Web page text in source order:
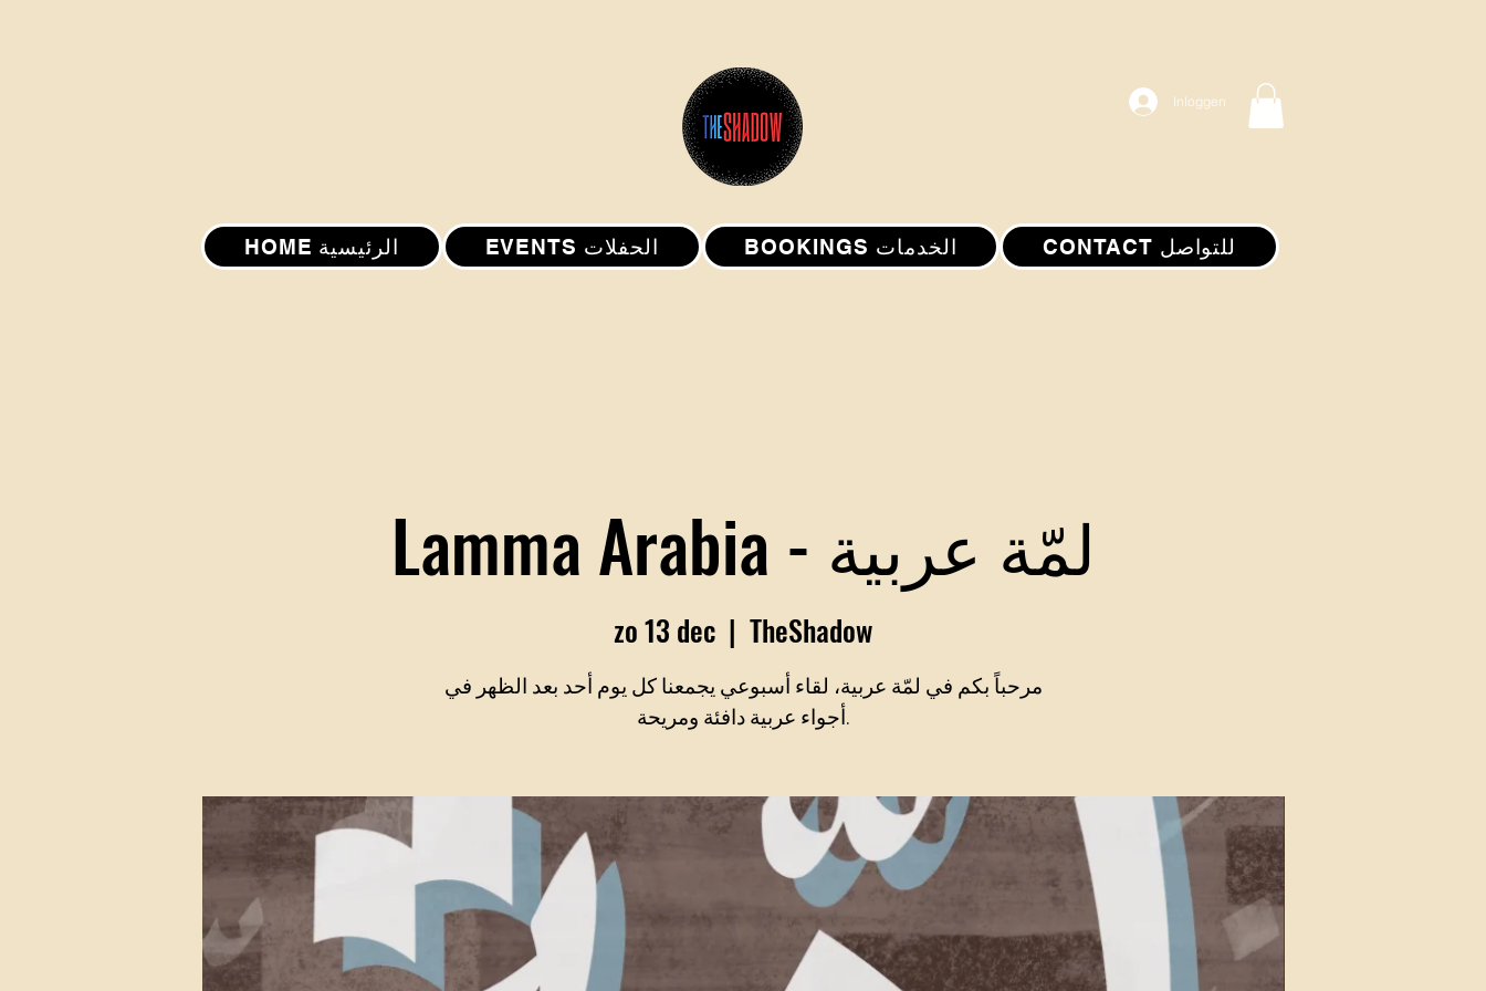
Inloggen
HOME الرئيسية EVENTS الحفلات BOOKINGS الخدمات CONTACT للتواصل
Lamma Arabia - لمّة عربية
zo 13 dec
  |
TheShadow
مرحباً بكم في لمّة عربية، لقاء أسبوعي يجمعنا كل يوم أحد بعد الظهر في
أجواء عربية دافئة ومريحة.